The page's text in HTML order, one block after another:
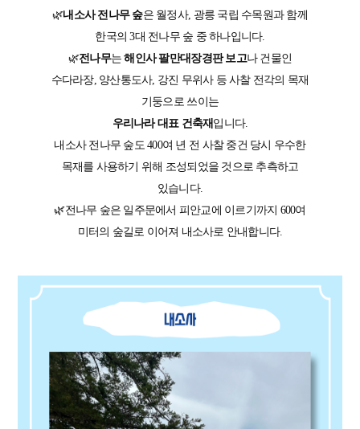
🌿내소사 전나무 숲은 월정사, 광릉 국립 수목원과 함께
한국의 3대 전나무 숲 중 하나입니다.
🌿전나무는해인사 팔만대장경판 보고나 건물인
수다라장, 양산통도사, 강진 무위사 등 사찰 전각의 목재
기둥으로 쓰이는
우리나라 대표 건축재 입니다.
내소사 전나무 숲도 400여 년 전 사찰 중건 당시 우수한
목재를 사용하기 위해 조성되었을 것으로 추측하고
있습니다.
🌿전나무 숲은 일주문에서 피안교에 이르기까지 600여
미터의 숲길로 이어져 내소사로 안내합니다.